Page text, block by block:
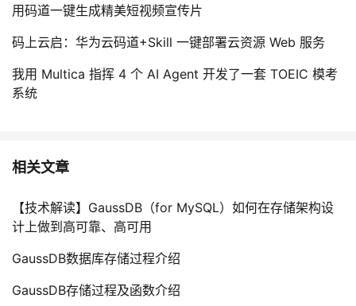
用码道一键生成精美短视频宣传片
码上云启：华为云码道+Skill 一键部署云资源 Web 服务
我用 Multica 指挥 4 个 AI Agent 开发了一套 TOEIC 模考
系统
相关文章
【技术解读】GaussDB（for MySQL）如何在存储架构设
计上做到高可靠、高可用
GaussDB数据库存储过程介绍
GaussDB存储过程及函数介绍